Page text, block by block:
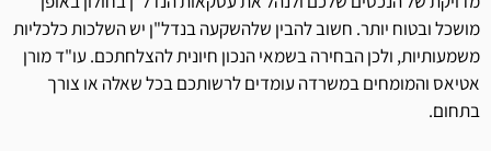
מושכל ובטוח יותר. חשוב להבין שלהשקעה בנדל"ן יש השלכות כלכליות
משמעותיות, ולכן הבחירה בשמאי הנכון חיונית להצלחתכם. עו"ד מורן
אטיאס והמומחים במשרדה עומדים לרשותכם בכל שאלה או צורך
בתחום.